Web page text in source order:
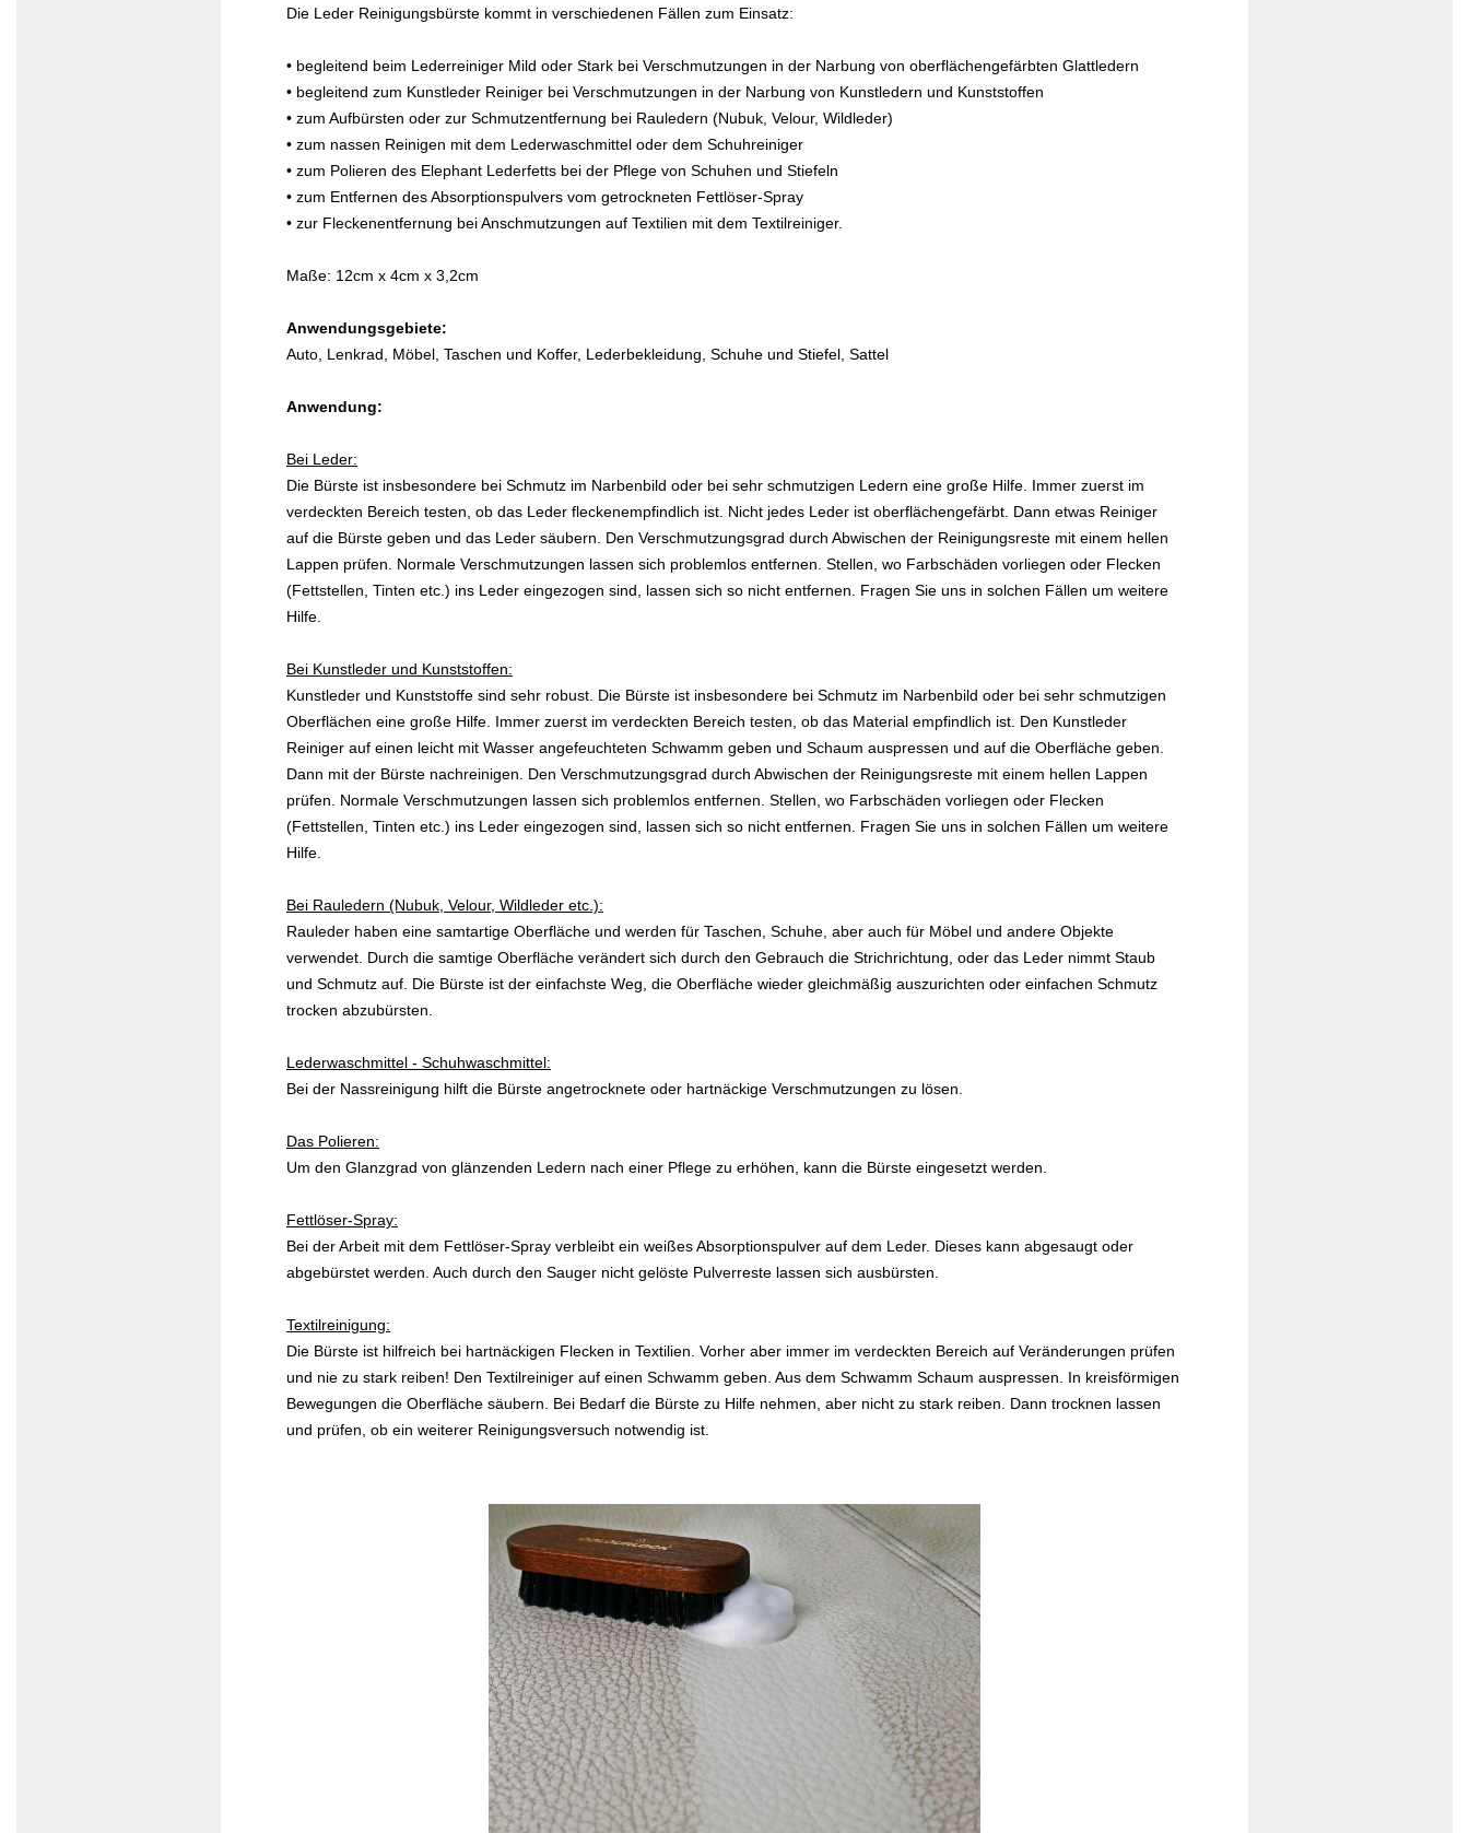
Die Leder Reinigungsbürste kommt in verschiedenen Fällen zum Einsatz:
• begleitend beim Lederreiniger Mild oder Stark bei Verschmutzungen in der Narbung von oberflächengefärbten Glattledern
• begleitend zum Kunstleder Reiniger bei Verschmutzungen in der Narbung von Kunstledern und Kunststoffen
• zum Aufbürsten oder zur Schmutzentfernung bei Rauledern (Nubuk, Velour, Wildleder)
• zum nassen Reinigen mit dem Lederwaschmittel oder dem Schuhreiniger
• zum Polieren des Elephant Lederfetts bei der Pflege von Schuhen und Stiefeln
• zum Entfernen des Absorptionspulvers vom getrockneten Fettlöser-Spray
• zur Fleckenentfernung bei Anschmutzungen auf Textilien mit dem Textilreiniger.
Maße: 12cm x 4cm x 3,2cm
Anwendungsgebiete:
Auto, Lenkrad, Möbel, Taschen und Koffer, Lederbekleidung, Schuhe und Stiefel, Sattel
Anwendung:
Bei Leder:
Die Bürste ist insbesondere bei Schmutz im Narbenbild oder bei sehr schmutzigen Ledern eine große Hilfe. Immer zuerst im
verdeckten Bereich testen, ob das Leder fleckenempfindlich ist. Nicht jedes Leder ist oberflächengefärbt. Dann etwas Reiniger
auf die Bürste geben und das Leder säubern. Den Verschmutzungsgrad durch Abwischen der Reinigungsreste mit einem hellen
Lappen prüfen. Normale Verschmutzungen lassen sich problemlos entfernen. Stellen, wo Farbschäden vorliegen oder Flecken
(Fettstellen, Tinten etc.) ins Leder eingezogen sind, lassen sich so nicht entfernen. Fragen Sie uns in solchen Fällen um weitere
Hilfe.
Bei Kunstleder und Kunststoffen:
Kunstleder und Kunststoffe sind sehr robust. Die Bürste ist insbesondere bei Schmutz im Narbenbild oder bei sehr schmutzigen
Oberflächen eine große Hilfe. Immer zuerst im verdeckten Bereich testen, ob das Material empfindlich ist. Den Kunstleder
Reiniger auf einen leicht mit Wasser angefeuchteten Schwamm geben und Schaum auspressen und auf die Oberfläche geben.
Dann mit der Bürste nachreinigen. Den Verschmutzungsgrad durch Abwischen der Reinigungsreste mit einem hellen Lappen
prüfen. Normale Verschmutzungen lassen sich problemlos entfernen. Stellen, wo Farbschäden vorliegen oder Flecken
(Fettstellen, Tinten etc.) ins Leder eingezogen sind, lassen sich so nicht entfernen. Fragen Sie uns in solchen Fällen um weitere
Hilfe.
Bei Rauledern (Nubuk, Velour, Wildleder etc.):
Rauleder haben eine samtartige Oberfläche und werden für Taschen, Schuhe, aber auch für Möbel und andere Objekte
verwendet. Durch die samtige Oberfläche verändert sich durch den Gebrauch die Strichrichtung, oder das Leder nimmt Staub
und Schmutz auf. Die Bürste ist der einfachste Weg, die Oberfläche wieder gleichmäßig auszurichten oder einfachen Schmutz
trocken abzubürsten.
Lederwaschmittel - Schuhwaschmittel:
Bei der Nassreinigung hilft die Bürste angetrocknete oder hartnäckige Verschmutzungen zu lösen.
Das Polieren:
Um den Glanzgrad von glänzenden Ledern nach einer Pflege zu erhöhen, kann die Bürste eingesetzt werden.
Fettlöser-Spray:
Bei der Arbeit mit dem Fettlöser-Spray verbleibt ein weißes Absorptionspulver auf dem Leder. Dieses kann abgesaugt oder
abgebürstet werden. Auch durch den Sauger nicht gelöste Pulverreste lassen sich ausbürsten.
Textilreinigung:
Die Bürste ist hilfreich bei hartnäckigen Flecken in Textilien. Vorher aber immer im verdeckten Bereich auf Veränderungen prüfen
und nie zu stark reiben! Den Textilreiniger auf einen Schwamm geben. Aus dem Schwamm Schaum auspressen. In kreisförmigen
Bewegungen die Oberfläche säubern. Bei Bedarf die Bürste zu Hilfe nehmen, aber nicht zu stark reiben. Dann trocknen lassen
und prüfen, ob ein weiterer Reinigungsversuch notwendig ist.